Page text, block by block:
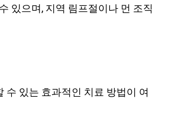
있으며, 지역 림프절이나 먼 조직
수 있는 효과적인 치료 방법이 여